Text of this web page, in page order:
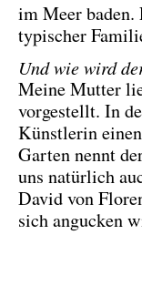
im Meer baden.
typischer
Und wie wird
Meine Mutter
vorgestellt. In
Künstlerin
Garten nennt
uns natürlich
David von
sich angucken